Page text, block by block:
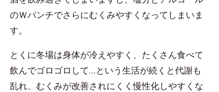
のＷパンチでさらにむくみやすくなってしまいま
す。
とくに冬場は身体が冷えやすく、たくさん食べて
飲んでゴロゴロして…という生活が続くと代謝も
乱れ、むくみが改善されにくく慢性化しやすくな